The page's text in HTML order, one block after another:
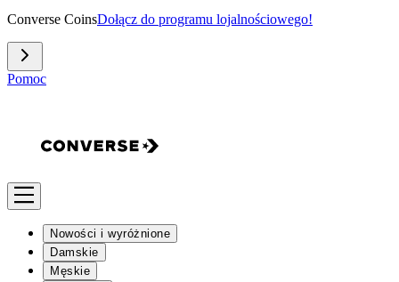
Converse CoinsDołącz do programu lojalnościowego!
Pomoc
Nowości i wyróżnione
Damskie
Męskie